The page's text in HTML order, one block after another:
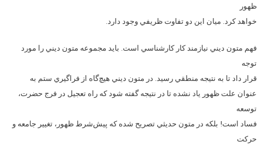
ظهور
خواهد كرد. ميان اين دو تفاوت ظريفي وجود دارد.
فهم متون ديني نيازمند كار كارشناسي است. بايد مجموعه متون ديني را مورد
توجه
قرار داد تا به نتيجه منطقي رسيد. در متون ديني هيچ‌گاه از فراگيري ستم به
عنوان علت ظهور ياد نشده تا در نتيجه گفته شود كه راه تعجيل در فرج حضرت،
توسعه
فساد است! بلكه در متون حديثي تصريح شده كه پيش‌شرط ظهور، تغيير جامعه و
حركت